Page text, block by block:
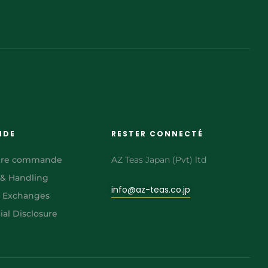
commande
Handling
Exchanges
Disclosure
RESTER CONNECTÉ
AZ Teas Japan (Pvt) ltd
info@az-teas.co.jp